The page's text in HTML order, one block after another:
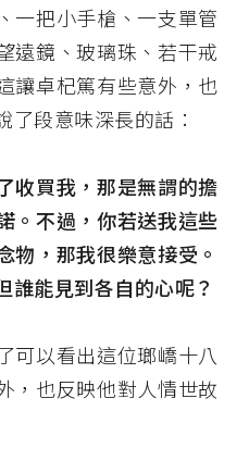
一把小手槍、一支單管
遠鏡、玻璃珠、若干戒
讓卓杞篤有些意外，也
段意味深長的話：
收買我，那是無謂的擔
。不過，你若送我這些
物，那我很樂意接受。
誰能見到各自的心呢？
可以看出這位瑯嶠十八
，也反映他對人情世故